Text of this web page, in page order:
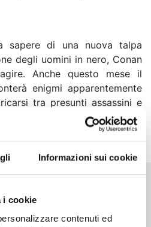
Informazioni sui cookie
i cookie
contenuti ed
sapere di una nuova talpa
degli uomini in nero, Conan
Anche questo mese il
enigmi apparentemente
tra presunti assassini e
fatto cose orribili: riuscirà a
serie